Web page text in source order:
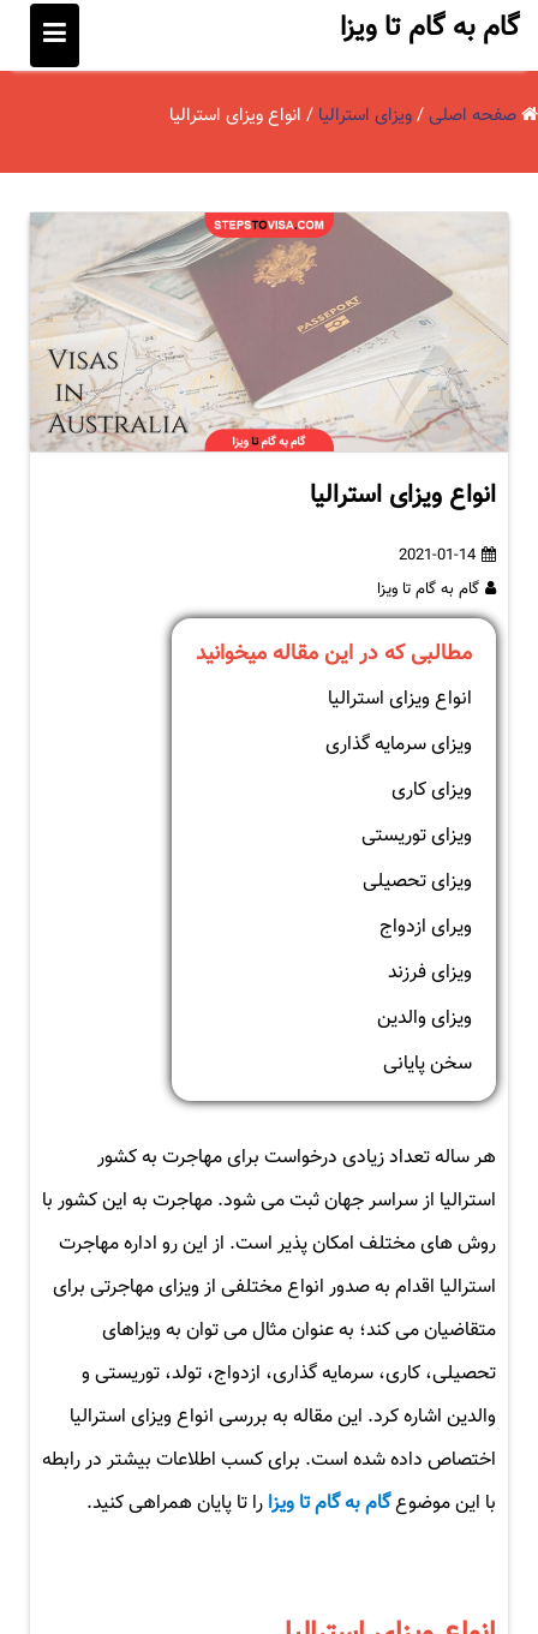
ش
ب
گام به گام تا ویزا
صفحه اصلی/ویزای استرالیا / انواع ویزای استرالیا
انواع ویزای استرالیا
2021-01-14
گام به گام تا ویزا
مطالبی که در این مقاله میخوانید
انواع ویزای استرالیا
ویزای سرمایه گذاری
ویزای کاری
ویزای توریستی
ویزای تحصیلی
ویرای ازدواج
ویزای فرزند
ویزای والدین
سخن پایانی
هر ساله تعداد زیادی درخواست برای مهاجرت به کشور
استرالیا از سراسر جهان ثبت می شود. مهاجرت به این کشور با
روش های مختلف امکان پذیر است. از این رو اداره مهاجرت
استرالیا اقدام به صدور انواع مختلفی از ویزای مهاجرتی برای
متقاضیان می کند؛ به عنوان مثال می توان به ویزاهای
تحصیلی، کاری، سرمایه گذاری، ازدواج، تولد، توریستی و
والدین اشاره کرد. این مقاله به بررسی انواع ویزای استرالیا
اختصاص داده شده است. برای کسب اطلاعات بیشتر در رابطه
با این موضوعگام به گام تا ویزا را تا پایان همراهی کنید.